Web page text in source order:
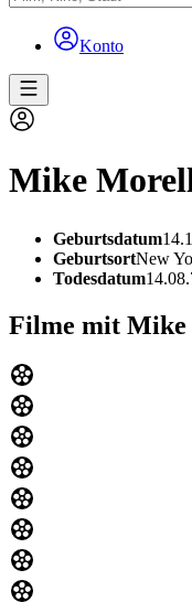
Konto
Mike
Geburtsdatum
GeburtsortNew
Todesdatum
Filme mit